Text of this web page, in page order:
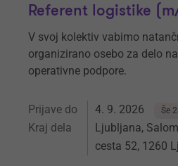
Referent logistike
V svoj kolektiv vabimo
organizirano osebo za delo
operativne podpore.
Prijave do 4. 9. 2026 Še
Kraj dela
Ljubljana,
cesta 52, 1260